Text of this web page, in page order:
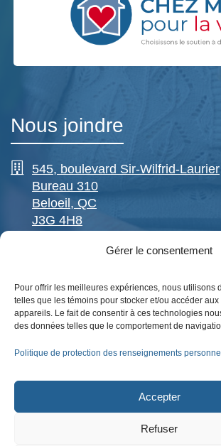
Gérer le consentement
Pour offrir les meilleures expériences, nous utilisons
telles que les témoins pour stocker et/ou accéder
appareils. Le fait de consentir à ces technologies
des données telles que le comportement de
Politique de protection des renseignements
Accepter
Refuser
Nous joindre
545, boulevard Sir-Wilfrid-Laurier
Bureau 310
Beloeil, QC
J3G 4H8
(450) 446-2108
Sans frais
1-877-446-2108
(450) 446-7891
Retrouvez-nous sur Facebook !